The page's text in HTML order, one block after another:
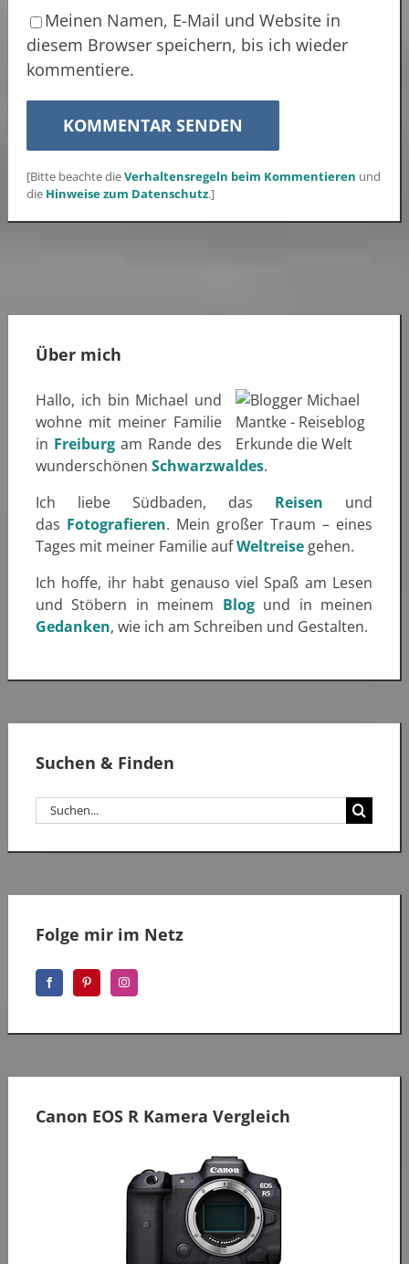
Meinen Namen, E-Mail und Website in
diesem Browser speichern, bis ich wieder
kommentiere.
[Bitte beachte dieVerhaltensregeln beim Kommentieren und
die Hinweise zum Datenschutz.]
Über mich
Hallo, ich bin Michael und
wohne mit meiner Familie
in Freiburg am Rande des
wunderschönen Schwarzwaldes.
Ich liebe Südbaden, das Reisen und
das Fotografieren. Mein großer Traum – eines
Tages mit meiner Familie aufWeltreise gehen.
Ich hoffe, ihr habt genauso viel Spaß am Lesen
und Stöbern in meinem Blog und in meinen
Gedanken, wie ich am Schreiben und Gestalten.
Suchen & Finden
Suche
nach:
Folge mir im Netz
Canon EOS R Kamera Vergleich